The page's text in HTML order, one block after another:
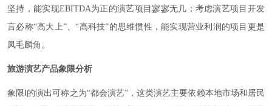
坚持，能实现EBITDA为正的演艺项目寥寥无几；考虑演艺项目开发
言必称“高大上”、“高科技”的思维惯性，能实现营业利润的项目更是
凤毛麟角。
旅游演艺产品象限分析
象限Ⅰ的演出可称之为“都会演艺”，这类演艺主要依赖本地市场和居民